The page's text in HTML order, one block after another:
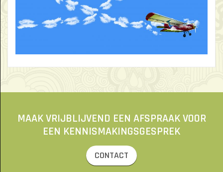
MAAK VRIJBLIJVEND EEN AFSPRAAK VOOR
EEN KENNISMAKINGSGESPREK
CONTACT